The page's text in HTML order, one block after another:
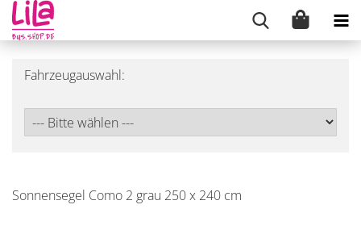
Fahrzeugauswahl:
Sonnensegel Como 2 grau 250 x 240 cm